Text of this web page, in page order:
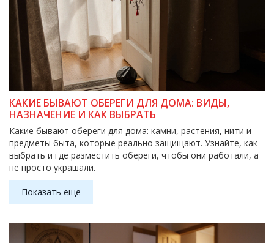
КАКИЕ БЫВАЮТ ОБЕРЕГИ ДЛЯ ДОМА: ВИДЫ,
НАЗНАЧЕНИЕ И КАК ВЫБРАТЬ
Какие бывают обереги для дома: камни, растения, нити и
предметы быта, которые реально защищают. Узнайте, как
выбрать и где разместить обереги, чтобы они работали, а
не просто украшали.
Показать еще